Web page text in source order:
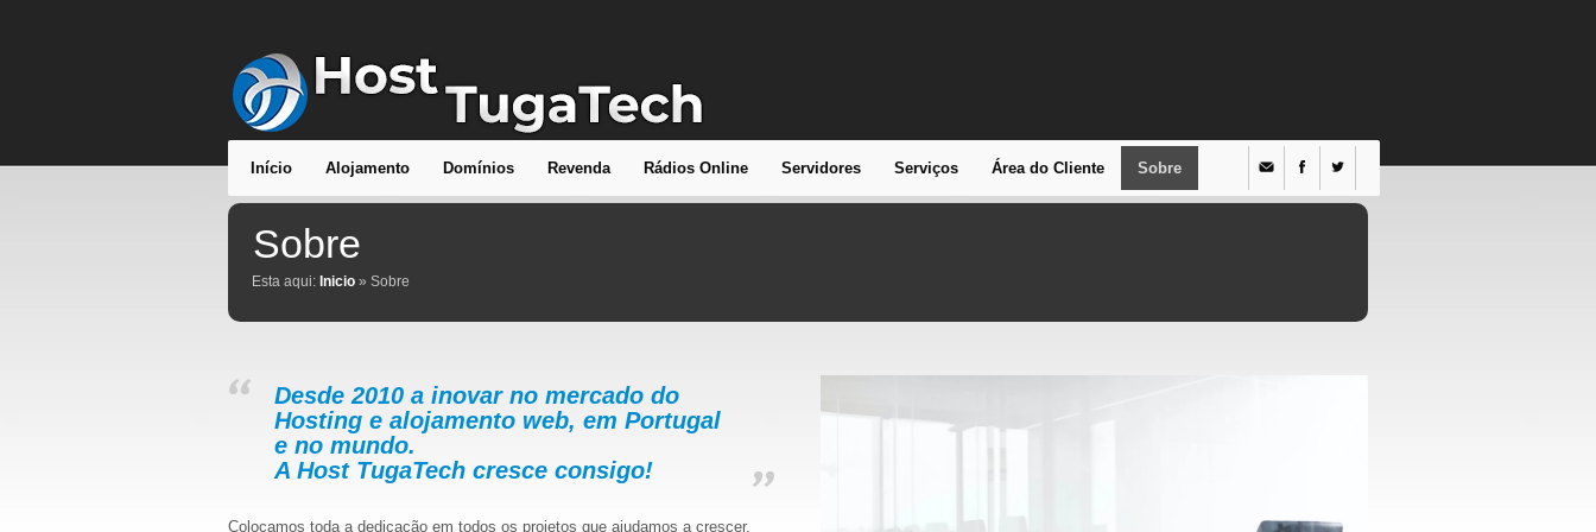
Início Alojamento Domínios Revenda Rádios Online Servidores Serviços Área do Cliente Sobre
Sobre
Esta aqui: Inicio » Sobre
Desde 2010 a inovar no mercado do
Hosting e alojamento web, em Portugal
e no mundo.
A Host TugaTech cresce consigo!
Colocamos toda a dedicação em todos os projetos que ajudamos a crescer.